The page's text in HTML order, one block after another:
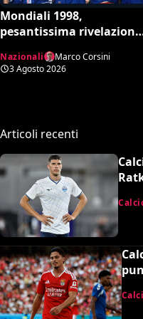
Mondiali 1998,
pesantissima
antidoping nei confronti
della Francia”
Nazionali
Marco Corsini
3 Agosto 2026
Articoli recenti